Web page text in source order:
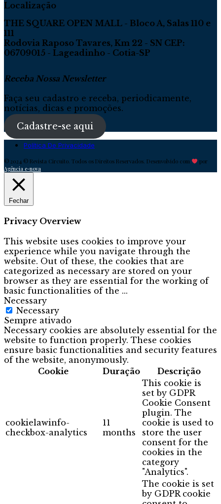
Localização
THE SQUARE OPEN MALL - Bloco A, Salas 110 e
111
Rodovia Raposo Tavares, Km 22 - SN CEP:
06709015 - Lageadinho - Cotia-SP
Receba Nossa Newsletter
Faça seu cadastro e receba, periodicamente,
notícias, dicas e promoções.
Cadastre-se aqui
Política De Privacidade
© 2024 © Revista Circuito. Todos os Direitos Reservados. Desenvolvido com
por
Agência e-nova
Fechar
Privacy Overview
This website uses cookies to improve your
experience while you navigate through the
website. Out of these, the cookies that are
categorized as necessary are stored on your
browser as they are essential for the working of
basic functionalities of the ...
Necessary
Necessary
Sempre ativado
Necessary cookies are absolutely essential for the
website to function properly. These cookies
ensure basic functionalities and security features
of the website, anonymously.
Cookie
Duração Descrição
cookielawinfo-
checkbox-analytics
11
months
This cookie is
set by GDPR
Cookie Consent
plugin. The
cookie is used to
store the user
consent for the
cookies in the
category
"Analytics".
The cookie is set
by GDPR cookie